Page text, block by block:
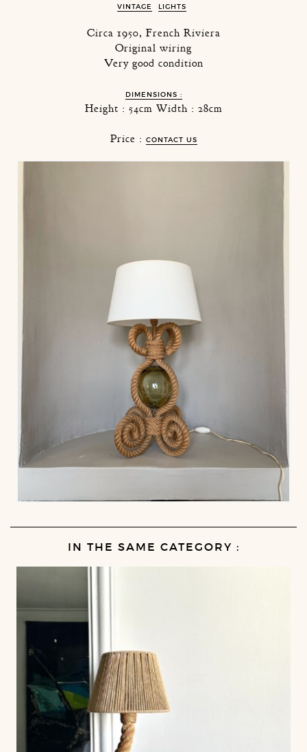
VINTAGE LIGHTS
Circa 1950, French Riviera
Original wiring
Very good condition
DIMENSIONS :
Height : 54cm Width : 28cm
Price : CONTACT US
IN THE SAME CATEGORY :